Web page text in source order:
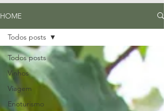
HOME
Todos posts
Vinhos
Viagem
Enoturismo
Todos posts